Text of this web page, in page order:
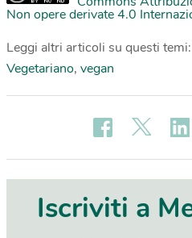
Non opere derivate 4.0
Leggi altri articoli su questi temi:
Vegetariano, vegan
Iscriviti a